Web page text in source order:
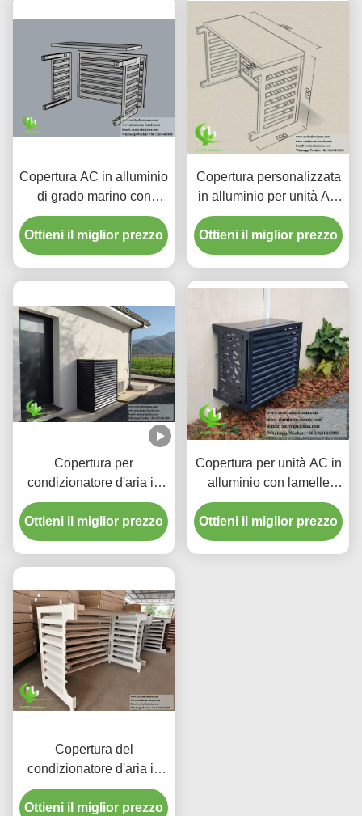
Copertura AC in alluminio
di grado marino con
sistema modulare Easy-
Fit e presa d'aria ottimale
per custodie per pompe di
Ottieni il miglior prezzo
Copertura personalizzata
in alluminio per unità AC
con alette angolate di 45°
e finitura verniciata a
polvere
Ottieni il miglior prezzo
Copertura per
condizionatore d'aria in
alluminio verniciato a
polvere resistente alla
corrosione, spessore
Ottieni il miglior prezzo
Copertura per unità AC in
alluminio con lamelle
personalizzate da 45° e
finitura verniciata a
polvere
Ottieni il miglior prezzo
Copertura del
condizionatore d'aria in
alluminio rivestito in
polvere con dimensioni
Ottieni il miglior prezzo